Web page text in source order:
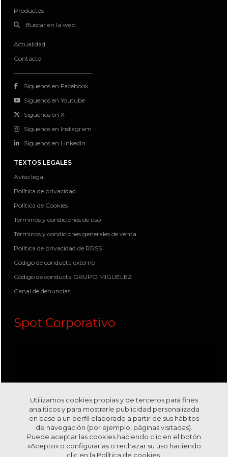
Productos
Buscar en la web
Actualidad
Contacto
Siguenos en Facebook
Siguenos en Youtube
Siguenos en X
Siguenos en Instagram
Siguenos en LinkedIn
TEXTOS LEGALES
Aviso legal
Política de privacidad
Política de Cookies
Términos y condiciones de uso
Términos y condiciones generales de venta
Política de privacidad de RRSS
Código de conducta externo
Código de conducta GRUPO MIGUÉLEZ
Canal de denuncias
Spot Corporativo
Utilizamos cookies propias y de terceros para fines
analíticos y para mostrarle publicidad personalizada
en base a un perfil elaborado a partir de sus hábitos
de navegación (por ejemplo, páginas visitadas).
Puede aceptar las cookies haciendo clic en el botón
«Acepto» o configurarlas o rechazar su uso haciendo
clic en la Política de cookies.